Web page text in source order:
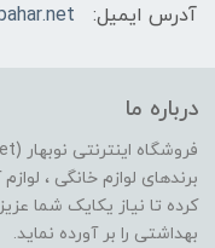
آدرس ایمیل:
درباره ما
برندهای لوازم خانگی ،
کرده تا نیاز یکایک شما
بهداشتی را بر آورده نماید.